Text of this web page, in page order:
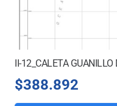
II-12_CALETA
$388.892